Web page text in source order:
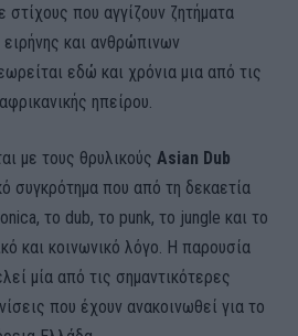
που αγγίζουν ζητήματα
ειρήνης και ανθρώπινων
εδώ και χρόνια μια από τις
ηπείρου.
με τους θρυλικούς Asian Dub
συγκρότημα που από τη δεκαετία
το dub, το punk, το jungle και το
και κοινωνικό λόγο. Η παρουσία
μία από τις σημαντικότερες
που έχουν ανακοινωθεί για το